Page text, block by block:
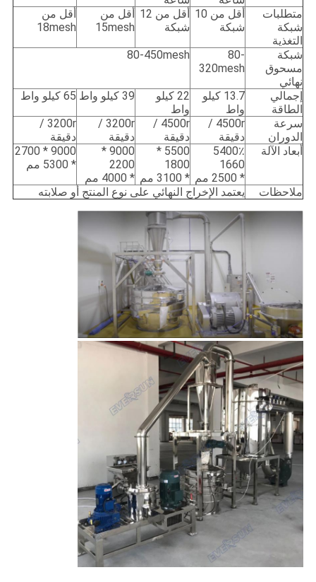
متطلبات
شبكة
التغذية
أقل من 10
شبكة
أقل من 12
شبكة
أقل من
15mesh
أقل من
18mesh
شبكة
مسحوق
نهائي
80-
320mesh
80-450mesh
إجمالي
الطاقة
13.7 كيلو
واط
22 كيلو
واط
39 كيلو واط 65 كيلو واط
سرعة
الدوران
4500r /
دقيقة
4500r /
دقيقة
3200r /
دقيقة
3200r /
دقيقة
أبعاد الآلة
5400٪
1660
* 2500 مم
5500 *
1800
* 3100 مم
9000 *
2200
* 4000 مم
9000 * 2700
* 5300 مم
ملاحظات يعتمد الإخراج النهائي على نوع المنتج أو صلابته